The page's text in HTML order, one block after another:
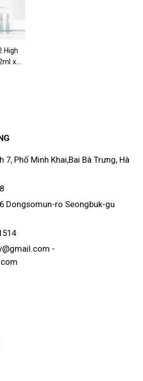
High
x
7, Phố Minh Khai,Bai Bà Trưng, Hà
Dongsomun-ro Seongbuk-gu
-